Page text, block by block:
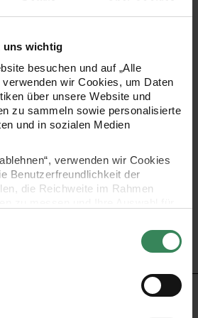
uns wichtig
besuchen und auf „Alle
wir Cookies, um Daten
über unsere Website und
zu sammeln sowie personalisierte
und in sozialen Medien
verwenden wir Cookies
Benutzerfreundlichkeit der
die Reichweite im Rahmen
und kann jederzeit über den
im Fußbereich der Seite
und den Empfängern der
Datenschutzerklärung.
bringt eine verspielte, aber festliche
Ein bezaubernder
in der Weihnachtszeit